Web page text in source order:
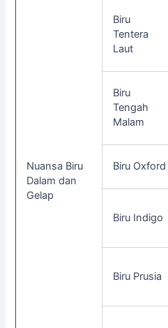
Nuansa Biru
Dalam dan
Gelap
Biru
Tentera
Laut
Biru
Tengah
Malam
Biru Oxford
Biru Indigo
Biru Prusia